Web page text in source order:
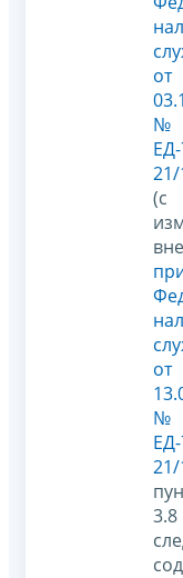
от
№
21/
(с
от
№
21/
3.8